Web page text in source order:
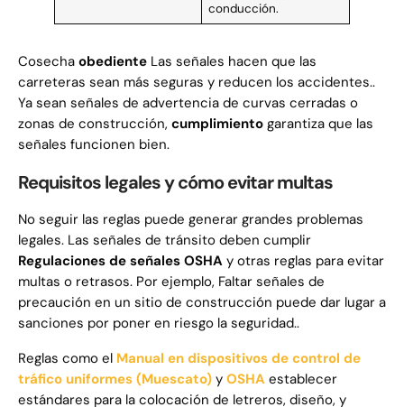
conducción.
Cosecha obediente Las señales hacen que las
carreteras sean más seguras y reducen los accidentes..
Ya sean señales de advertencia de curvas cerradas o
zonas de construcción, cumplimiento garantiza que las
señales funcionen bien.
Requisitos legales y cómo evitar multas
No seguir las reglas puede generar grandes problemas
legales. Las señales de tránsito deben cumplir
Regulaciones de señales OSHA y otras reglas para evitar
multas o retrasos. Por ejemplo, Faltar señales de
precaución en un sitio de construcción puede dar lugar a
sanciones por poner en riesgo la seguridad..
Reglas como el Manual en dispositivos de control de
tráfico uniformes (Muescato) y OSHA establecer
estándares para la colocación de letreros, diseño, y